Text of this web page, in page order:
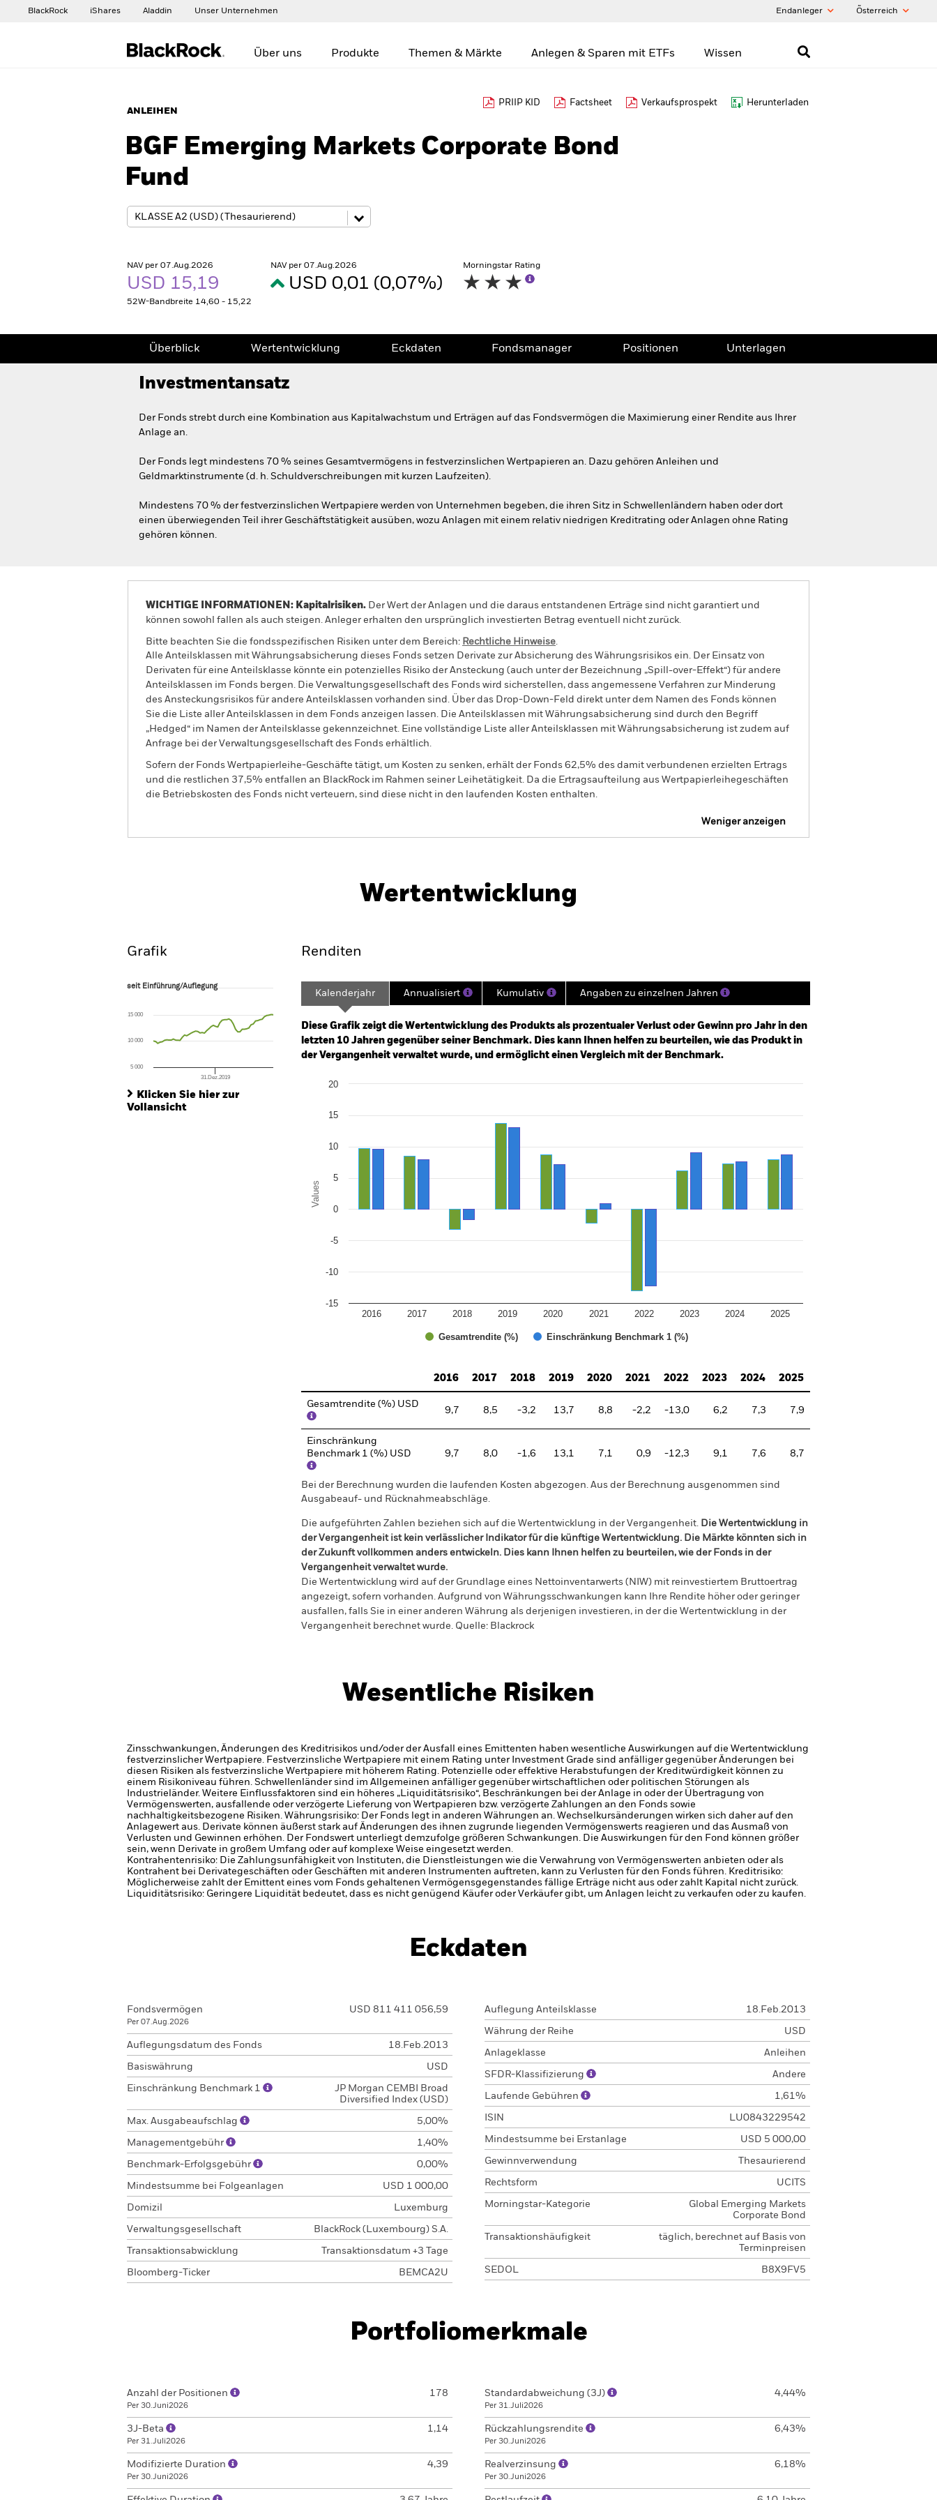
BlackRock iShares Aladdin Unser Unternehmen Endanleger Õsterreich
Über uns Produkte Themen & Märkte Anlegen & Sparen mit ETFs Wissen
ANLEIHEN
PRIIP KID Factsheet Verkaufsprospekt Herunterladen
BGF Emerging Markets Corporate Bond
Fund
NAV per 07.Aug.2026
USD 15,19
52W-Bandbreite 14,60 - 15,22
NAV per 07.Aug.2026
USD 0,01 (0,07%)
Morningstar Rating
Überblick Wertentwicklung Eckdaten Fondsmanager Positionen Unterlagen
Investmentansatz
Der Fonds strebt durch eine Kombination aus Kapitalwachstum und Erträgen auf das Fondsvermögen die Maximierung einer Rendite aus Ihrer
Anlage an.
Der Fonds legt mindestens 70 % seines Gesamtvermögens in festverzinslichen Wertpapieren an. Dazu gehören Anleihen und
Geldmarktinstrumente (d. h. Schuldverschreibungen mit kurzen Laufzeiten).
Mindestens 70 % der festverzinslichen Wertpapiere werden von Unternehmen begeben, die ihren Sitz in Schwellenländern haben oder dort
einen überwiegenden Teil ihrer Geschäftstätigkeit ausüben, wozu Anlagen mit einem relativ niedrigen Kreditrating oder Anlagen ohne Rating
gehören können.
WICHTIGE INFORMATIONEN: Kapitalrisiken. Der Wert der Anlagen und die daraus entstandenen Erträge sind nicht garantiert und
können sowohl fallen als auch steigen. Anleger erhalten den ursprünglich investierten Betrag eventuell nicht zurück.
Bitte beachten Sie die fondsspezifischen Risiken unter dem Bereich: Rechtliche Hinweise.
Alle Anteilsklassen mit Währungsabsicherung dieses Fonds setzen Derivate zur Absicherung des Währungsrisikos ein. Der Einsatz von
Derivaten für eine Anteilsklasse könnte ein potenzielles Risiko der Ansteckung (auch unter der Bezeichnung „Spill-over-Effekt“) für andere
Anteilsklassen im Fonds bergen. Die Verwaltungsgesellschaft des Fonds wird sicherstellen, dass angemessene Verfahren zur Minderung
des Ansteckungsrisikos für andere Anteilsklassen vorhanden sind. Über das Drop-Down-Feld direkt unter dem Namen des Fonds können
Sie die Liste aller Anteilsklassen in dem Fonds anzeigen lassen. Die Anteilsklassen mit Währungsabsicherung sind durch den Begriff
„Hedged“ im Namen der Anteilsklasse gekennzeichnet. Eine vollständige Liste aller Anteilsklassen mit Währungsabsicherung ist zudem auf
Anfrage bei der Verwaltungsgesellschaft des Fonds erhältlich.
Sofern der Fonds Wertpapierleihe-Geschäfte tätigt, um Kosten zu senken, erhält der Fonds 62,5% des damit verbundenen erzielten Ertrags
und die restlichen 37,5% entfallen an BlackRock im Rahmen seiner Leihetätigkeit. Da die Ertragsaufteilung aus Wertpapierleihegeschäften
die Betriebskosten des Fonds nicht verteuern, sind diese nicht in den laufenden Kosten enthalten.
Weniger anzeigen
Eckdaten Fondsmanager
Wertentwicklung
Grafik
seit Einführung/Auflegung
The chart has 1 X axis displaying Time. Range: 2013-01-01 00:00:00 to 2026-07-31 00:00:00.
The chart has 1 Y axis displaying values. Range: -50 to 100.
seit Einführung/Auflegung
31.Dez.2019
5 000
10 000
15 000
Klicken Sie hier zur
Vollansicht
Renditen
Kalenderjahr Annualisiert Kumulativ Angaben zu einzelnen Jahren
Diese Grafik zeigt die Wertentwicklung des Produkts als prozentualer Verlust oder Gewinn pro Jahr in den
letzten 10 Jahren gegenüber seiner Benchmark. Dies kann Ihnen helfen zu beurteilen, wie das Produkt in
der Vergangenheit verwaltet wurde, und ermöglicht einen Vergleich mit der Benchmark.
Bar chart with 2 data series.
The chart has 1 Y axis displaying Values. Range: -15 to 20.
Values
Gesamtrendite (%) Einschränkung Benchmark 1 (%)
2016 2017 2018 2019 2020 2021 2022 2023 2024 2025
-15
-10
-5
0
5
10
15
20
2016
2017 2018 2019 2020 2021 2022 2023 2024 2025
Gesamtrendite (%) USD
9,7 8,5 -3,2 13,7 8,8 -2,2 -13,0 6,2 7,3 7,9
Einschränkung
Benchmark 1 (%) USD
9,7 8,0 -1,6 13,1 7,1 0,9 -12,3 9,1 7,6 8,7
Bei der Berechnung wurden die laufenden Kosten abgezogen. Aus der Berechnung ausgenommen sind
Ausgabeauf- und Rücknahmeabschläge.
Die aufgeführten Zahlen beziehen sich auf die Wertentwicklung in der Vergangenheit. Die Wertentwicklung in
der Vergangenheit ist kein verlässlicher Indikator für die künftige Wertentwicklung. Die Märkte könnten sich in
der Zukunft vollkommen anders entwickeln. Dies kann Ihnen helfen zu beurteilen, wie der Fonds in der
Vergangenheit verwaltet wurde.
Die Wertentwicklung wird auf der Grundlage eines Nettoinventarwerts (NIW) mit reinvestiertem Bruttoertrag
angezeigt, sofern vorhanden. Aufgrund von Währungsschwankungen kann Ihre Rendite höher oder geringer
ausfallen, falls Sie in einer anderen Währung als derjenigen investieren, in der die Wertentwicklung in der
Vergangenheit berechnet wurde. Quelle: Blackrock
Wesentliche Risiken
Zinsschwankungen, Änderungen des Kreditrisikos und/oder der Ausfall eines Emittenten haben wesentliche Auswirkungen auf die Wertentwicklung
festverzinslicher Wertpapiere. Festverzinsliche Wertpapiere mit einem Rating unter Investment Grade sind anfälliger gegenüber Änderungen bei
diesen Risiken als festverzinsliche Wertpapiere mit höherem Rating. Potenzielle oder effektive Herabstufungen der Kreditwürdigkeit können zu
einem Risikoniveau führen. Schwellenländer sind im Allgemeinen anfälliger gegenüber wirtschaftlichen oder politischen Störungen als
Industrieländer. Weitere Einflussfaktoren sind ein höheres „Liquiditätsrisiko“, Beschränkungen bei der Anlage in oder der Übertragung von
Vermögenswerten, ausfallende oder verzögerte Lieferung von Wertpapieren bzw. verzögerte Zahlungen an den Fonds sowie
nachhaltigkeitsbezogene Risiken. Währungsrisiko: Der Fonds legt in anderen Währungen an. Wechselkursänderungen wirken sich daher auf den
Anlagewert aus. Derivate können äußerst stark auf Änderungen des ihnen zugrunde liegenden Vermögenswerts reagieren und das Ausmaß von
Verlusten und Gewinnen erhöhen. Der Fondswert unterliegt demzufolge größeren Schwankungen. Die Auswirkungen für den Fond können größer
sein, wenn Derivate in großem Umfang oder auf komplexe Weise eingesetzt werden.
Kontrahentenrisiko: Die Zahlungsunfähigkeit von Instituten, die Dienstleistungen wie die Verwahrung von Vermögenswerten anbieten oder als
Kontrahent bei Derivategeschäften oder Geschäften mit anderen Instrumenten auftreten, kann zu Verlusten für den Fonds führen. Kreditrisiko:
Möglicherweise zahlt der Emittent eines vom Fonds gehaltenen Vermögensgegenstandes fällige Erträge nicht aus oder zahlt Kapital nicht zurück.
Liquiditätsrisiko: Geringere Liquidität bedeutet, dass es nicht genügend Käufer oder Verkäufer gibt, um Anlagen leicht zu verkaufen oder zu kaufen.
Eckdaten
Fondsvermögen
Per 07.Aug.2026
USD 811 411 056,59
Auflegungsdatum des Fonds 18.Feb.2013
Basiswährung USD
Einschränkung Benchmark 1
JP Morgan CEMBI Broad
Diversified Index (USD)
Max. Ausgabeaufschlag 5,00%
Managementgebühr 1,40%
Benchmark-Erfolgsgebühr 0,00%
Mindestsumme bei Folgeanlagen USD 1 000,00
Domizil Luxemburg
Verwaltungsgesellschaft BlackRock (Luxembourg) S.A.
Transaktionsabwicklung Transaktionsdatum +3 Tage
Bloomberg-Ticker BEMCA2U
Auflegung Anteilsklasse 18.Feb.2013
Währung der Reihe USD
Anlageklasse Anleihen
SFDR-Klassifizierung Andere
Laufende Gebühren 1,61%
ISIN LU0843229542
Mindestsumme bei Erstanlage USD 5 000,00
Gewinnverwendung Thesaurierend
Rechtsform UCITS
Morningstar-Kategorie
Global Emerging Markets
Corporate Bond
Transaktionshäufigkeit
täglich, berechnet auf Basis von
Terminpreisen
SEDOL B8X9FV5
Portfoliomerkmale
Anzahl der Positionen
Per 30.Juni2026
178
3J-Beta
Per 31.Juli2026
1,14
Modifizierte Duration
Per 30.Juni2026
4,39
Standardabweichung (3J)
Per 31.Juli2026
4,44%
Rückzahlungsrendite
Per 30.Juni2026
6,43%
Realverzinsung
Per 30.Juni2026
6,18%